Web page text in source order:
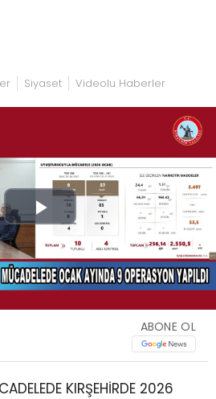
Siyaset Videolu Haberler
Play
Video
ABONE OL
KIRŞEHİRDE 2026